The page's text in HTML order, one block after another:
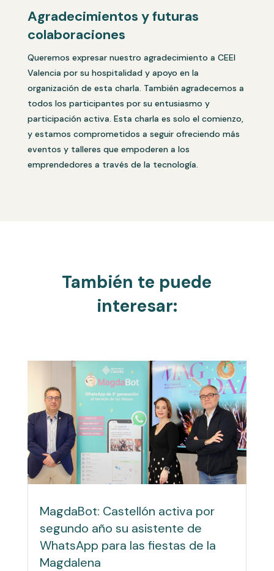
Agradecimientos y futuras
colaboraciones
Queremos expresar nuestro agradecimiento a CEEI
Valencia por su hospitalidad y apoyo en la
organización de esta charla. También agradecemos a
todos los participantes por su entusiasmo y
participación activa. Esta charla es solo el comienzo,
y estamos comprometidos a seguir ofreciendo más
eventos y talleres que empoderen a los
emprendedores a través de la tecnología.
También te puede
interesar:
MagdaBot: Castellón activa por
segundo año su asistente de
WhatsApp para las fiestas de la
Magdalena